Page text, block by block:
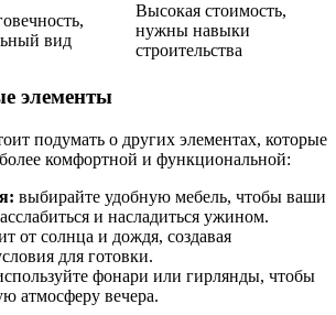
вид
Высокая стоимость,
нужны навыки
строительства
элементы
подумать о других элементах, которые
комфортной и функциональной:
выбирайте удобную мебель, чтобы ваши
и насладиться ужином.
от солнца и дождя, создавая
для готовки.
фонари или гирлянды, чтобы
атмосферу вечера.